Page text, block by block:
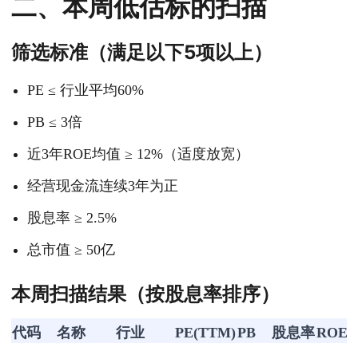
二、本周低估标的扫描
筛选标准（满足以下5项以上）
PE ≤ 行业平均60%
PB ≤ 3倍
近3年ROE均值 ≥ 12%（适度放宽）
经营现金流连续3年为正
股息率 ≥ 2.5%
总市值 ≥ 50亿
本周扫描结果（按股息率排序）
代码 名称 行业 PE(TTM)PB 股息率ROE(